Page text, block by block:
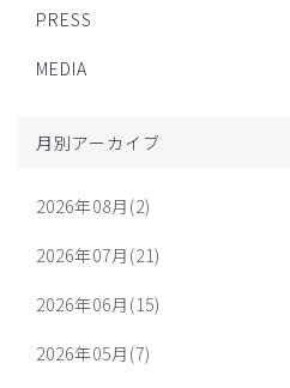
PRESS
MEDIA
月別アーカイブ
2026年08月(2)
2026年07月(21)
2026年06月(15)
2026年05月(7)